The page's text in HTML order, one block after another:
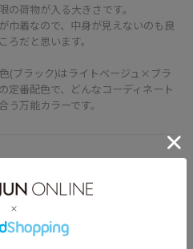
の荷物が入る大きさです。
巾着なので、中身が見えないのも良
ろだと思います。
(ブラック)はライトベージュ×ブラ
定番配色で、どんなコーディネート
う万能カラーです。
PICNIC PASSAGE
フックバックルスライドベ
ク / F